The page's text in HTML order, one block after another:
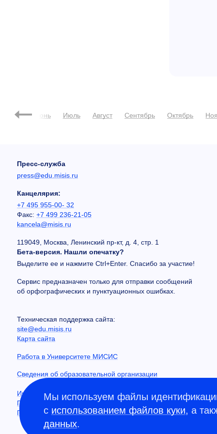
Май Июнь Июль Август Сентябрь Октябрь
Пресс-служба
press@edu.misis.ru
Канцелярия:
+7 495 955-00- 32
Факс: +7 499 236-21-05
kancela@misis.ru
119049, Москва, Ленинский пр-кт, д. 4, стр. 1
Бета-версия. Нашли опечатку?
Выделите ее и нажмите Ctrl+Enter. Спасибо за участие!
Сервис предназначен только для отправки сообщений
об орфографических и пунктуационных ошибках.
Техническая поддержка сайта:
site@edu.misis.ru
Карта сайта
Работа в Университете МИСИС
Сведения об образовательной организации
Информация о закупках
Противодействие коррупции
Политика конфиденциальности
Мы используем файлы
с использованием файлов куки, а
данных.